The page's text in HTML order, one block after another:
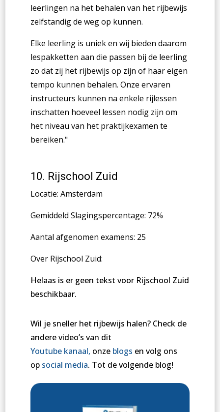
leerlingen na het behalen van het rijbewijs
zelfstandig de weg op kunnen.
Elke leerling is uniek en wij bieden daarom
lespakketten aan die passen bij de leerling
zo dat zij het rijbewijs op zijn of haar eigen
tempo kunnen behalen. Onze ervaren
instructeurs kunnen na enkele rijlessen
inschatten hoeveel lessen nodig zijn om
het niveau van het praktijkexamen te
bereiken."
10. Rijschool Zuid
Locatie: Amsterdam
Gemiddeld Slagingspercentage: 72%
Aantal afgenomen examens: 25
Over Rijschool Zuid:
Helaas is er geen tekst voor Rijschool Zuid
beschikbaar.
Wil je sneller het rijbewijs halen? Check de
andere video’s van dit
Youtubekanaal, onze blogs en volg ons
op social media. Tot de volgende blog!